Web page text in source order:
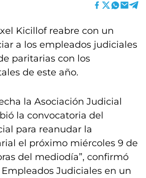
Kicillof reabre con un
a los empleados judiciales
paritarias con los
de este año.
la Asociación Judicial
la convocatoria del
para reanudar la
el próximo miércoles 9 de
del mediodía”, confirmó
Judiciales en un